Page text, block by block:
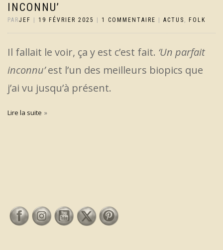
INCONNU’
PARJEF | 19 FÉVRIER 2025 | 1 COMMENTAIRE | ACTUS FOLK
Il fallait le voir, ça y est c’est fait. ‘Un parfait
inconnu’est l’un des meilleurs biopics que
j’ai vu jusqu’à présent.
Lire la suite